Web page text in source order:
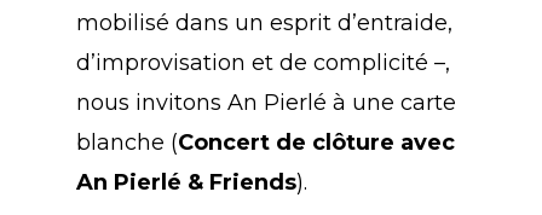
mobilisé dans un esprit d’entraide,
d’improvisation et de complicité –,
nous invitons An Pierlé à une carte
blanche (Concert de clôture avec
An Pierlé & Friends).